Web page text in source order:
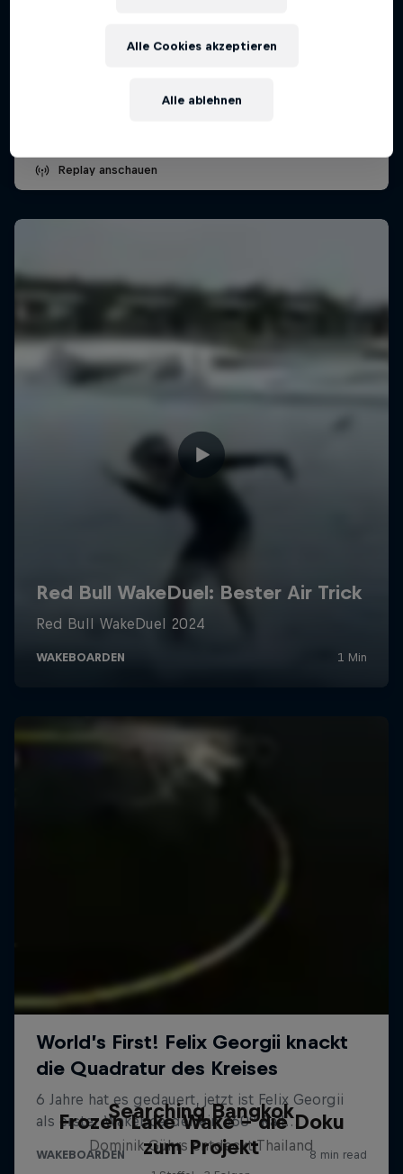
München, Deutschland
Replay anschauen
Searching Bangkok
Dominik Gührs entdeckt Thailand
Frozen Lake Wake – die Doku
zum Projekt
Alle ablehnen
Alle Cookies akzeptieren